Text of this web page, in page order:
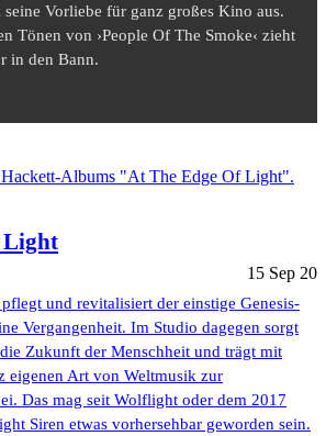
seine Vorliebe für ganz großes Kino aus.
Tönen von ›People Of The Smoke‹ zieht
in den Bann.
Light
15 Sep 20
und revitalisiert der einstige Genesis-
Vergangenheit. Im Studio dagegen sorgt
Zukunft der Menschheit und trägt mit
eigenen Art von Weltmusik zur
Das mag seit Wolflight oder dem 2017
Siren etwas vorhersehbar geworden sein.